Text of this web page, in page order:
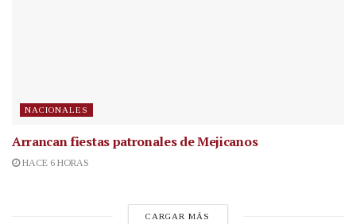
NACIONALES
Arrancan fiestas patronales de Mejicanos
HACE 6 HORAS
CARGAR MÁS